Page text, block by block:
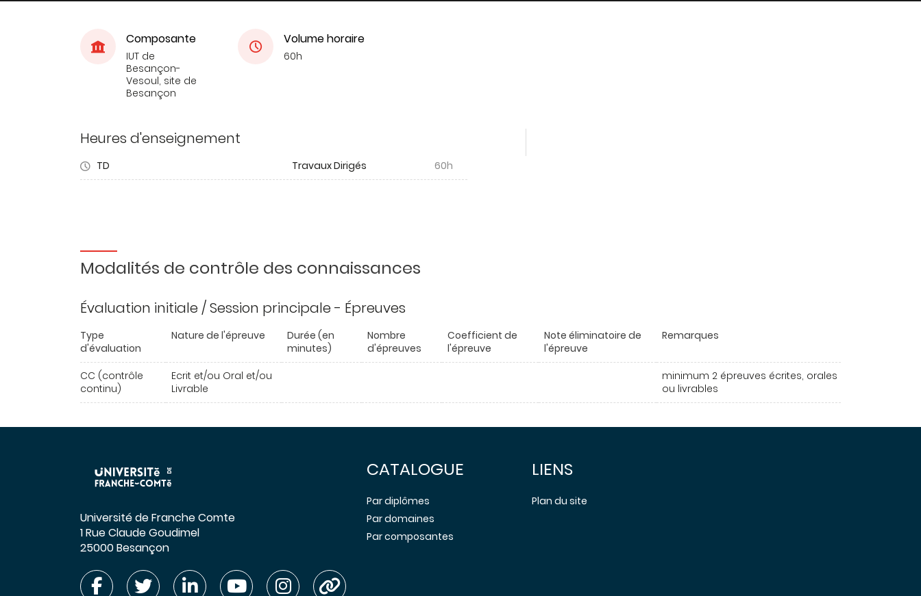
Composante
IUT de
Besançon-
Vesoul, site de
Besançon
Volume horaire
60h
Heures d'enseignement
TD Travaux Dirigés 60h
Modalités de contrôle des connaissances
Évaluation initiale / Session principale - Épreuves
Type
d'évaluation
Nature de l'épreuve
Durée (en
minutes)
Nombre
d'épreuves
Coefficient de
l'épreuve
Note éliminatoire de
l'épreuve
Remarques
CC (contrôle
continu)
Ecrit et/ou Oral et/ou
Livrable
minimum 2 épreuves écrites, orales
ou livrables
Université de Franche Comte
1 Rue Claude Goudimel
25000 Besançon
CATALOGUE
Par diplômes
Par domaines
Par composantes
LIENS
Plan du site